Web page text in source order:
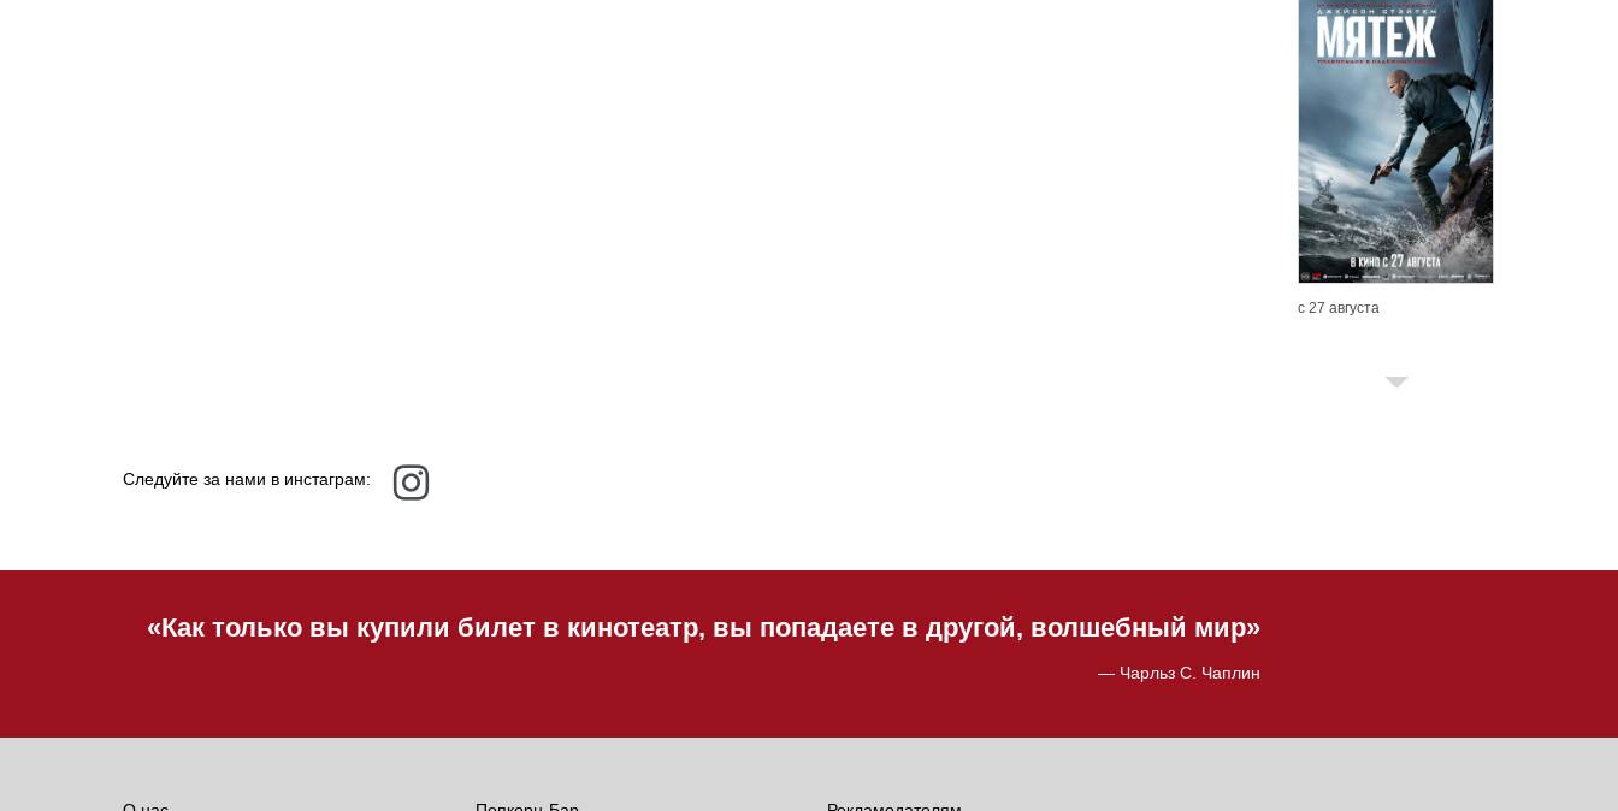
с 27 августа
Следуйте за нами в инстаграм:
«Как только вы купили билет в кинотеатр, вы попадаете в другой, волшебный мир»
— Чарльз С. Чаплин